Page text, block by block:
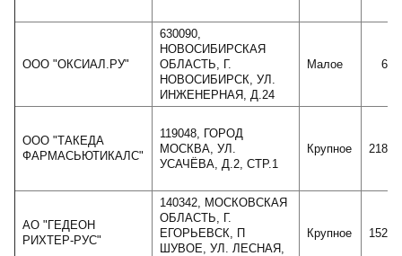
ООО "ОКСИАЛ.РУ"
630090,
НОВОСИБИРСКАЯ
ОБЛАСТЬ, Г.
НОВОСИБИРСК, УЛ.
ИНЖЕНЕРНАЯ, Д.24
Малое
ООО "ТАКЕДА
ФАРМАСЬЮТИКАЛС"
119048, ГОРОД
МОСКВА, УЛ.
УСАЧЁВА, Д.2, СТР.1
Крупное
АО "ГЕДЕОН
РИХТЕР-РУС"
140342, МОСКОВСКАЯ
ОБЛАСТЬ, Г.
ЕГОРЬЕВСК, П
ШУВОЕ, УЛ. ЛЕСНАЯ,
Крупное